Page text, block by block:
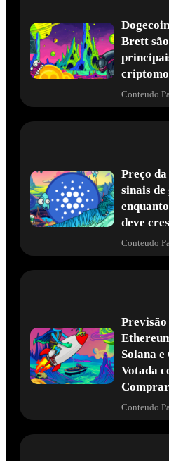
Brett
Conteudo
Preço
sinais de
deve
Conteudo
Previsão
Solana
Votada
Conteudo